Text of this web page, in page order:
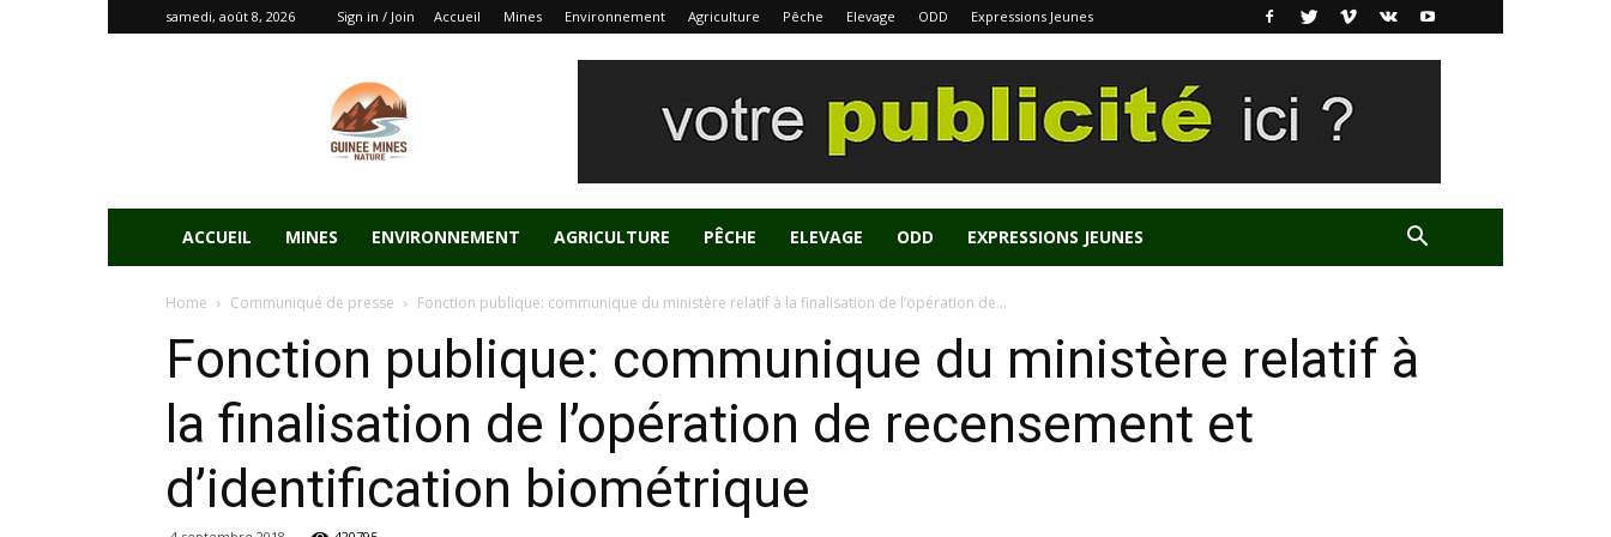
samedi, août 8, 2026 Sign in / Join Accueil Mines Environnement Agriculture Pêche Elevage ODD Expressions Jeunes
ACCUEIL MINES ENVIRONNEMENT AGRICULTURE PÊCHE ELEVAGE ODD EXPRESSIONS JEUNES
Home Communiqué de presse Fonction publique: communique du ministère relatif à la finalisation de l’opération de...
Fonction publique: communique du ministère relatif à
la finalisation de l’opération de recensement et
d’identification biométrique